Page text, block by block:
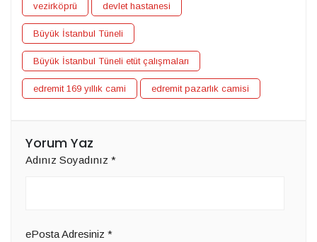
vezirköprü devlet hastanesi
Büyük İstanbul Tüneli
Büyük İstanbul Tüneli etüt çalışmaları
edremit 169 yıllık cami edremit pazarlık camisi
Yorum Yaz
Adınız Soyadınız *
ePosta Adresiniz *